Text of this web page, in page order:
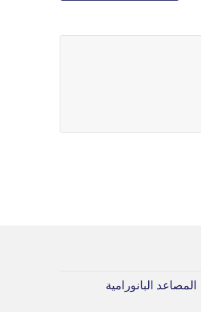
المصاعد البانورامية